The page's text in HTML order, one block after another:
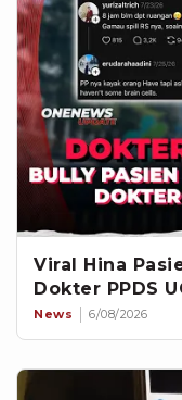
Viral Hina
Dokter PPDS
News 6/08/2026